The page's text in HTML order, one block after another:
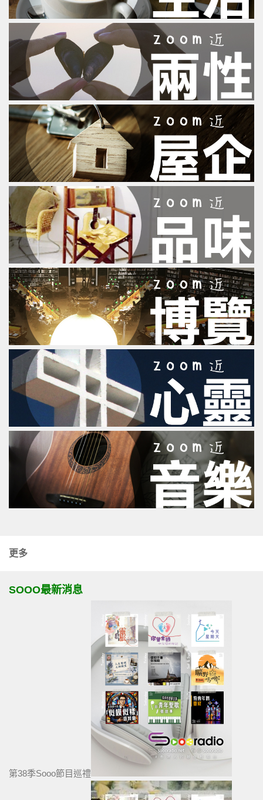
更多
SOOO最新消息
第38季Sooo節目巡禮